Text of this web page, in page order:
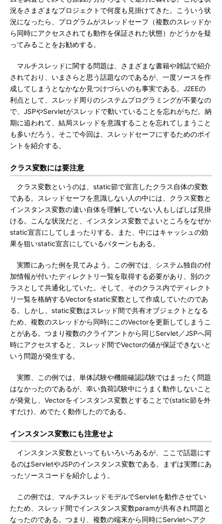
況をさまざまなプロジェクトで何度も見掛けてきた。こういう状
況になったら、プログラムがスレッドセーフ（複数のスレッドか
ら同時にアクセスされても動作を保証された状態）かどうかを疑
ってみることをお勧めする。
マルチスレッドに関する問題は、さまざまな書籍や雑誌で紹介
されており、いまさらと思う話題なのであるが、一度ソースを作
成してしまうとなかなか見つけづらいのも事実である。J2EEの
利点として、スレッド周りのシステムプログラミングが不要なの
で、JSPやServletがスレッドで動いていることを忘れがちだ。納
期に追われて、結局スレッドを意識することを忘れてしまうこと
も多いだろう。そこで今回は、スレッドセーフにするためのポイ
ントを紹介する。
クラス変数には要注意
クラス変数というのは、static節で宣言したクラス自体の変数
である。スレッドセーフを意識しない人の中には、クラス変数と
インスタンス変数の違い自体を理解していない人もしばしば見掛
ける。こんな状況だと、インスタンス変数でよいところをなぜか
static宣言にしてしまったりする。また、中にはキャッシュの効
果を狙いstatic宣言にしているパターンもある。
実際にあった例を見てみよう。この例では、システム独自の付
加情報が付いたディレクトリ一覧を取得する必要があり、別のク
ラスとして共通化していた。そして、そのクラス内でディレクト
リ一覧を格納するVectorをstatic変数として作成していたのであ
る。しかし、static変数はスレッド間で共有オブジェクトとなる
ため、複数のスレッドから同時にこのVectorを更新してしまうこ
とがある。つまり複数のクライアントから同じServlet／JSPへ同
時にアクセスすると、スレッド間でVectorの値が保証できないと
いう問題が発生する。
実際、この例では、単体試験や機能確認試験ではまったく問題
はなかったのであるが、幸い負荷試験中にうまく動作しないこと
が発覚し、Vectorをインスタンス変数とすることで(static節を外
すだけ)、めでたく動作したのである。
インスタンス変数にも注意せよ
インスタンス変数といってもいろいろあるが、ここで話題にす
るのはServletやJSPのインスタンス変数である。まずは実際にあ
ったソースコードを紹介しよう。
この例では、マルチスレッドモデルでServletを動作させてい
たため、スレッド間でインスタンス変数paramが共有され問題と
なったのである。つまり、複数の端末から同時にServletへアク